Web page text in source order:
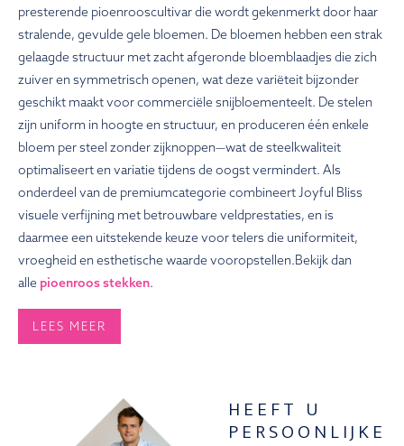
presterende pioenrooscultivar die wordt gekenmerkt door haar
stralende, gevulde gele bloemen. De bloemen hebben een strak
gelaagde structuur met zacht afgeronde bloemblaadjes die zich
zuiver en symmetrisch openen, wat deze variëteit bijzonder
geschikt maakt voor commerciële snijbloementeelt. De stelen
zijn uniform in hoogte en structuur, en produceren één enkele
bloem per steel zonder zijknoppen—wat de steelkwaliteit
optimaliseert en variatie tijdens de oogst vermindert. Als
onderdeel van de premiumcategorie combineert Joyful Bliss
visuele verfijning met betrouwbare veldprestaties, en is
daarmee een uitstekende keuze voor telers die uniformiteit,
vroegheid en esthetische waarde vooropstellen.Bekijk dan
alle pioenroos stekken.
LEES MEER
HEEFT U
PERSOONLIJKE